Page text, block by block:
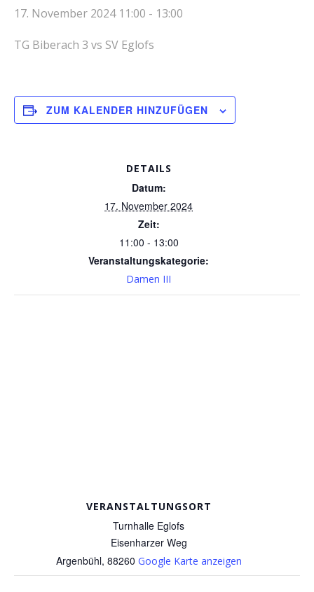
17. November 2024 11:00 - 13:00
TG Biberach 3 vs SV Eglofs
ZUM KALENDER HINZUFÜGEN
DETAILS
Datum:
17. November 2024
Zeit:
11:00 - 13:00
Veranstaltungskategorie:
Damen III
VERANSTALTUNGSORT
Turnhalle Eglofs
Eisenharzer Weg
Argenbühl, 88260 Google Karte anzeigen